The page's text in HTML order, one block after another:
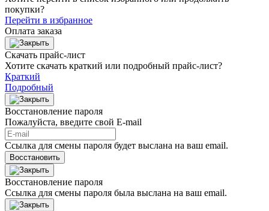
покупки?
Перейти в избранное
Оплата заказа
Скачать прайс-лист
Хотите скачать краткий или подробный прайс-лист?
Краткий
Подробный
Восстановление пароля
Пожалуйста, введите свой E‑mail
Ссылка для смены пароля будет выслана на ваш email.
Восстановить
Восстановление пароля
Ссылка для смены пароля была выслана на ваш email.